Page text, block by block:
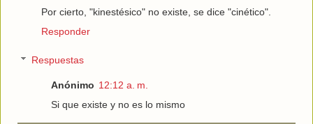
Por cierto, "kinestésico" no existe, se dice "cinético".
Responder
Respuestas
Anónimo 12:12 a. m.
Si que existe y no es lo mismo